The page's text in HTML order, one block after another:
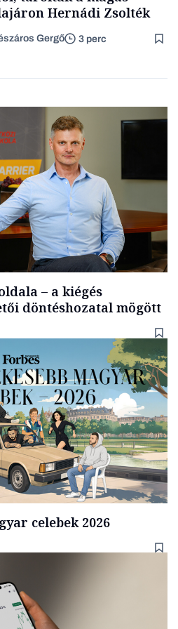
Hernádi Zsolték
Gergő 3 perc
– a kiégés
döntéshozatal mögött
celebek 2026